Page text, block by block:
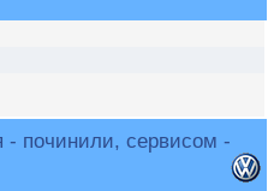
- починили, сервисом -